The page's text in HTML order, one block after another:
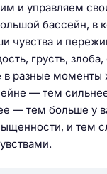
и управляем
бассейн, в
чувства и
грусть,
в разные
— тем
— тем больше у
и тем